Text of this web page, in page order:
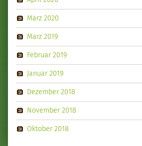
März 2020
März 2019
Februar 2019
Januar 2019
Dezember 2018
November 2018
Oktober 2018